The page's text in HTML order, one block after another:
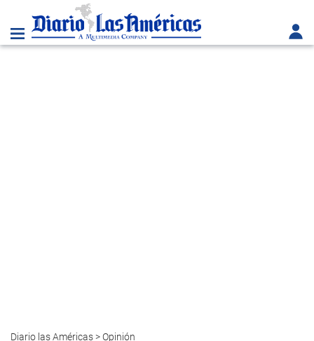
Diario las Américas>Opinión